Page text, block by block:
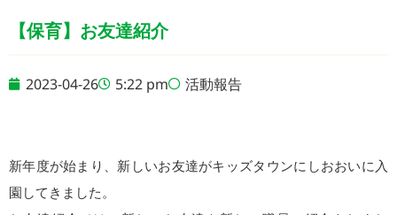
【保育】お友達紹介
2023-04-26 5:22 pm 活動報告
新年度が始まり、新しいお友達がキッズタウンにしおおいに入
園してきました。